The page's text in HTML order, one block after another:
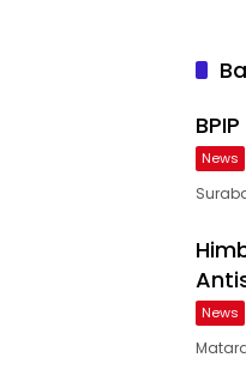
News
News